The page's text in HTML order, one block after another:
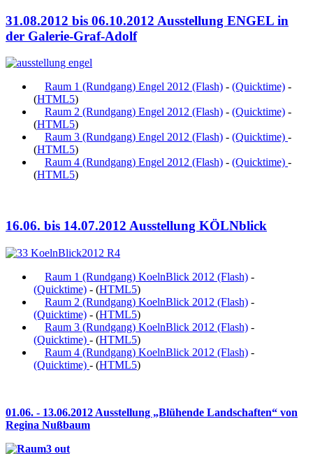
31.08.2012 bis 06.10.2012 Ausstellung ENGEL in
der Galerie-Graf-Adolf
Raum 1 (Rundgang) Engel 2012 (Flash) - (Quicktime) -
(HTML5)
Raum 2 (Rundgang) Engel 2012 (Flash) - (Quicktime) -
(HTML5)
Raum 3 (Rundgang) Engel 2012 (Flash) - (Quicktime) -
(HTML5)
Raum 4 (Rundgang) Engel 2012 (Flash) - (Quicktime) -
(HTML5)
16.06. bis 14.07.2012 Ausstellung KÖLNblick
Raum 1 (Rundgang) KoelnBlick 2012 (Flash) -
(Quicktime) - (HTML5)
Raum 2 (Rundgang) KoelnBlick 2012 (Flash) -
(Quicktime) - (HTML5)
Raum 3 (Rundgang) KoelnBlick 2012 (Flash) -
(Quicktime) - (HTML5)
Raum 4 (Rundgang) KoelnBlick 2012 (Flash) -
(Quicktime) - (HTML5)
01.06. - 13.06.2012 Ausstellung „Blühende Landschaften“ von
Regina Nußbaum